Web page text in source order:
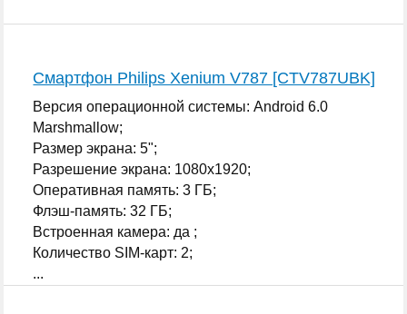
Смартфон Philips Xenium V787 [CTV787UBK]
Версия операционной системы: Android 6.0
Marshmallow;
Размер экрана: 5";
Разрешение экрана: 1080x1920;
Оперативная память: 3 ГБ;
Флэш-память: 32 ГБ;
Встроенная камера: да ;
Количество SIM-карт: 2;
...